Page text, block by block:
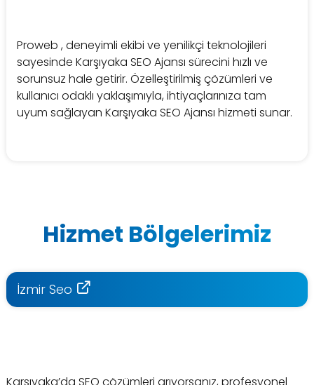
Proweb , deneyimli ekibi ve yenilikçi teknolojileri
sayesinde Karşıyaka SEO Ajansı sürecini hızlı ve
sorunsuz hale getirir. Özelleştirilmiş çözümleri ve
kullanıcı odaklı yaklaşımıyla, ihtiyaçlarınıza tam
uyum sağlayan Karşıyaka SEO Ajansı hizmeti sunar.
Hizmet Bölgelerimiz
İzmir Seo